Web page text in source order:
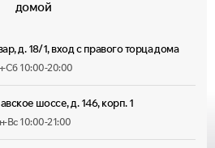
домой
д. 18/1, вход с правого торца дома
Сб 10:00-20:00
шоссе, д. 146, корп. 1
Вс 10:00-21:00